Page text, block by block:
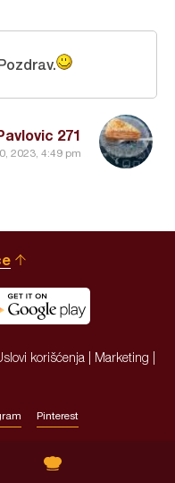
271
2023, 4:49 pm
korišćenja Marketing
Pinterest